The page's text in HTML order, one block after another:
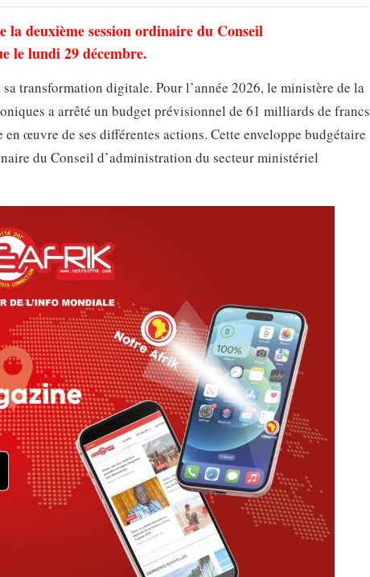
deuxième session ordinaire du Conseil
le lundi 29 décembre.
transformation digitale. Pour l’année 2026, le ministère de la
a arrêté un budget prévisionnel de 61 milliards de francs
œuvre de ses différentes actions. Cette enveloppe budgétaire
du Conseil d’administration du secteur ministériel